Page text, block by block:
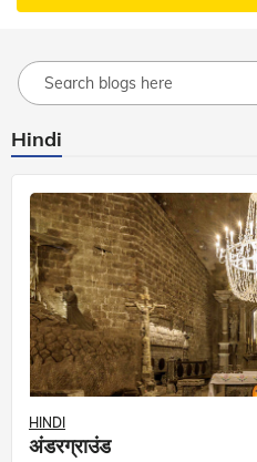
Hindi
HINDI
अंडरग्राउंड